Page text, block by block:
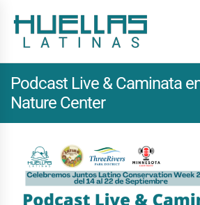
Podcast Live & Caminata
Nature Center